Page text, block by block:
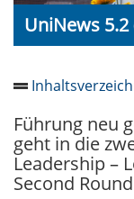
UniNews 5.2
Allgemein /
5.2
Führung neu
geht in die
Leadership –
Second Round